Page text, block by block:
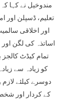
مندوخیل نے کہا
تعلیم، ڈسپلن اور
اور اخلاقی
اساتذہ کی لگن
تمام کیڈٹ
کو زیادہ سے
دوسرے کیلئے
کے کردار اور